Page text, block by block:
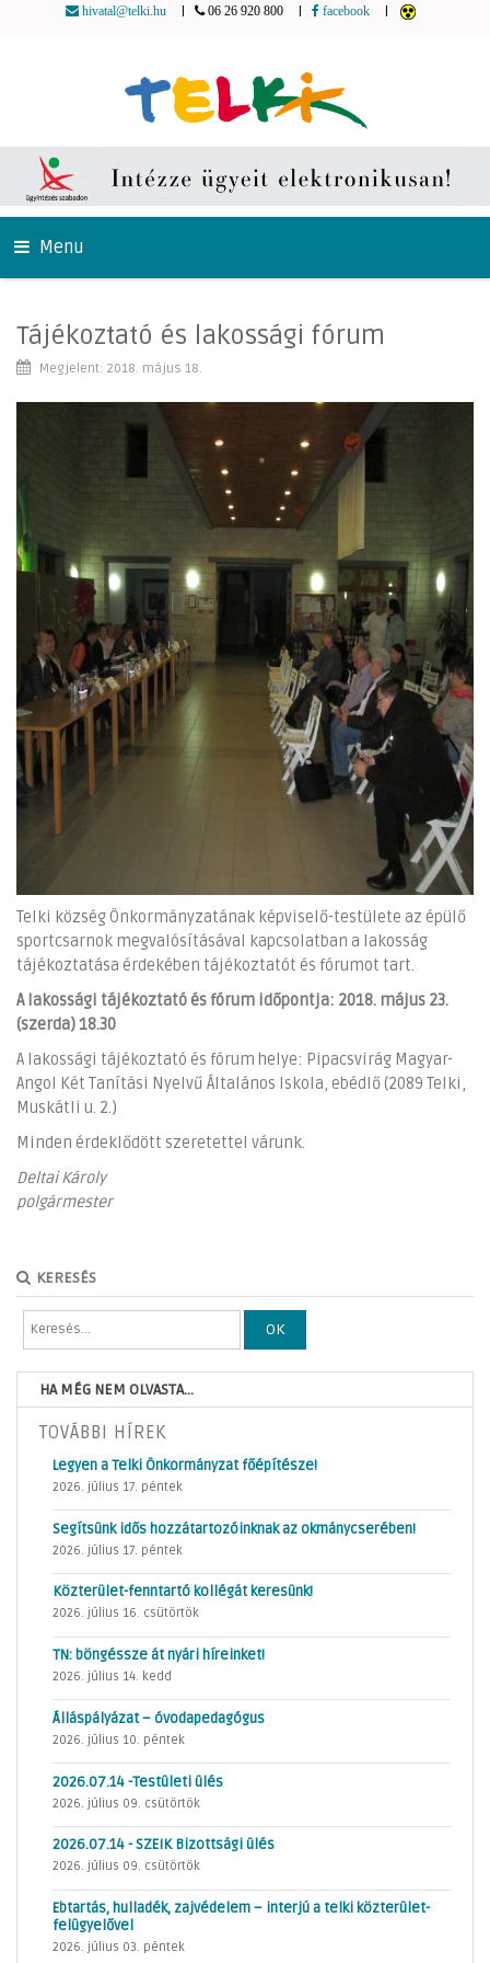
hivatal@telki.hu 06 26 920 800 facebook
Menu
Tájékoztató és lakossági fórum
Megjelent: 2018. május 18.
Telki község Önkormányzatának képviselő-testülete az épülő
sportcsarnok megvalósításával kapcsolatban a lakosság
tájékoztatása érdekében tájékoztatót és fórumot tart.
A lakossági tájékoztató és fórum időpontja: 2018. május 23.
(szerda) 18.30
A lakossági tájékoztató és fórum helye: Pipacsvirág Magyar-
Angol Két Tanítási Nyelvű Általános Iskola, ebédlő (2089 Telki,
Muskátli u. 2.)
Minden érdeklődött szeretettel várunk.
Deltai Károly
polgármester
KERESÉS
OK
HA MÉG NEM OLVASTA...
TOVÁBBI HÍREK
Legyen a Telki Önkormányzat főépítésze!
2026. július 17. péntek
Segítsünk idős hozzátartozóinknak az okmánycserében!
2026. július 17. péntek
Közterület-fenntartó kollégát keresünk!
2026. július 16. csütörtök
TN: böngéssze át nyári híreinket!
2026. július 14. kedd
Álláspályázat – óvodapedagógus
2026. július 10. péntek
2026.07.14 -Testületi ülés
2026. július 09. csütörtök
2026.07.14 - SZEIK Bizottsági ülés
2026. július 09. csütörtök
Ebtartás, hulladék, zajvédelem – interjú a telki közterület-
felügyelővel
2026. július 03. péntek